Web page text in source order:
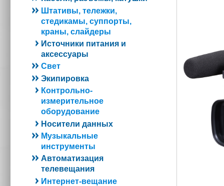
Штативы, тележки,
стедикамы, суппорты,
краны, слайдеры
Источники питания и
аксессуары
Свет
Экипировка
Контрольно-
измерительное
оборудование
Носители данных
Музыкальные
инструменты
Автоматизация
телевещания
Интернет-вещание